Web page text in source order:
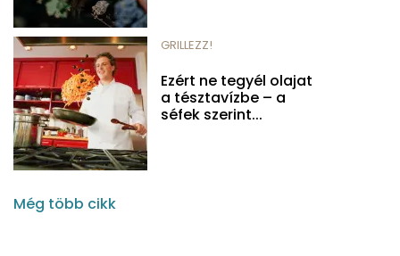
GRILLEZZ!
Ezért ne tegyél olajat
a tésztavízbe – a
séfek szerint...
Még több cikk